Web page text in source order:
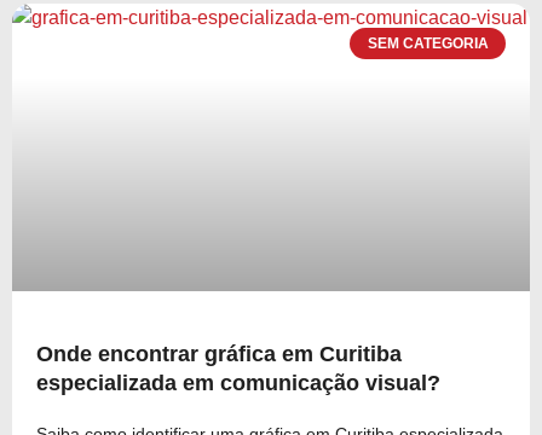
SEM CATEGORIA
Onde encontrar gráfica em Curitiba
especializada em comunicação visual?